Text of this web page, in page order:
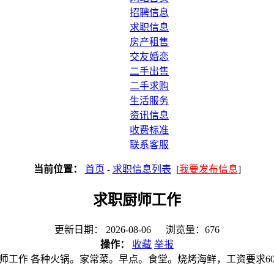
招聘信息
求职信息
房产租售
交友婚恋
二手出售
二手求购
生活服务
资讯信息
收费标准
联系客服
当前位置： 首页 - 求职信息列表 [我要发布信息]
求职厨师工作
更新日期： 2026-08-06 浏览量：676
操作：
收藏 举报
工作 各种火锅。家常菜。早点。食堂。烧烤海鲜，工资要求